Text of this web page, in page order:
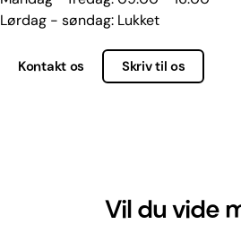
Lørdag - søndag: Lukket
Kontakt os Skriv til os
Vil du vide